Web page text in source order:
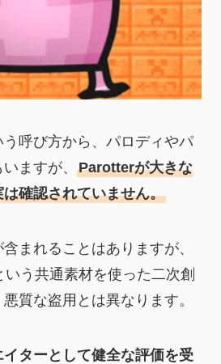
う呼び方から、パロディやパ
ますが、 Parotterが大きな
確認されていません。
まれることはありますが、
う共通素材を使った二次創
質な盗用とは異なります。
イターとして健全な評価を受